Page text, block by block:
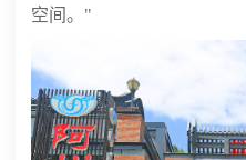
空间。"